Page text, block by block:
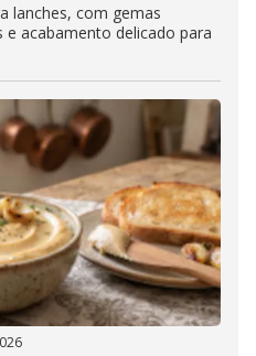
lanches, com gemas
acabamento delicado para